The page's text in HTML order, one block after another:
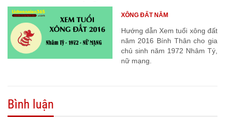
Hướng dẫn Xem tuổi xông đất
năm 2016 Bính Thân cho gia
chủ sinh năm 1972 Nhâm Tý,
nữ mạng.
XÔNG ĐẤT NĂM
Bình luận